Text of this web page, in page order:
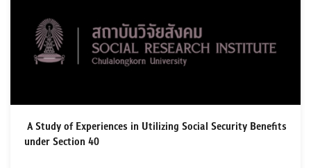
A Study of Experiences in Utilizing Social Security Benefits
under Section 40